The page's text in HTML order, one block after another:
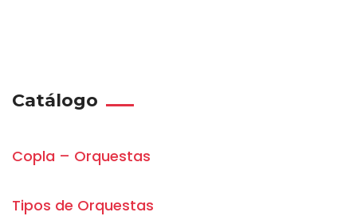
Catálogo
Copla – Orquestas
Tipos de Orquestas